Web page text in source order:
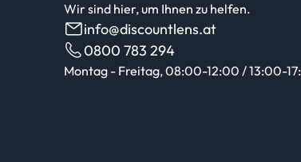
Wir sind hier, um Ihnen zu helfen.
info@discountlens.at
0800 783 294
Montag - Freitag, 08:00-12:00 / 13:00-